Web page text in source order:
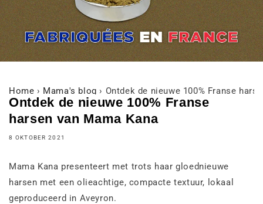
Home › Mama's blog › Ontdek de nieuwe 100% Franse
Ontdek de nieuwe 100% Franse
harsen van Mama Kana
8 OKTOBER 2021
Mama Kana presenteert met trots haar gloednieuwe
harsen met een olieachtige, compacte textuur, lokaal
geproduceerd in Aveyron.